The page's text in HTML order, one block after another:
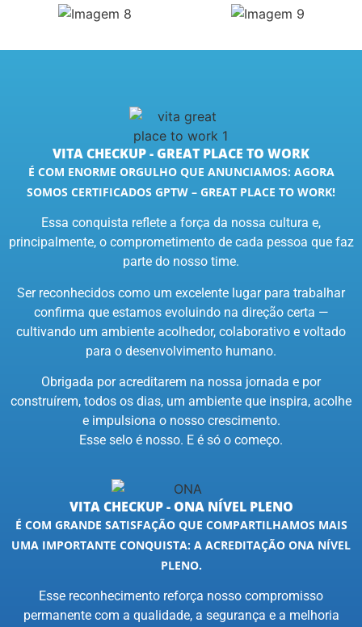
VITA CHECKUP - GREAT PLACE TO WORK
É COM ENORME ORGULHO QUE ANUNCIAMOS: AGORA
SOMOS CERTIFICADOS GPTW – GREAT PLACE TO WORK!
Essa conquista reflete a força da nossa cultura e,
principalmente, o comprometimento de cada pessoa que faz
parte do nosso time.
Ser reconhecidos como um excelente lugar para trabalhar
confirma que estamos evoluindo na direção certa —
cultivando um ambiente acolhedor, colaborativo e voltado
para o desenvolvimento humano.
Obrigada por acreditarem na nossa jornada e por
construírem, todos os dias, um ambiente que inspira, acolhe
e impulsiona o nosso crescimento.
Esse selo é nosso. E é só o começo.
VITA CHECKUP - ONA NÍVEL PLENO
É COM GRANDE SATISFAÇÃO QUE COMPARTILHAMOS MAIS
UMA IMPORTANTE CONQUISTA: A ACREDITAÇÃO ONA NÍVEL
PLENO.
Esse reconhecimento reforça nosso compromisso
permanente com a qualidade, a segurança e a melhoria